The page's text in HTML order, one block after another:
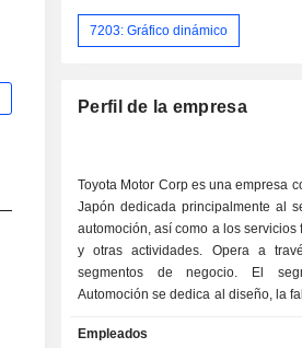
7203: Gráfico dinámico
Perfil de la empresa
Toyota Motor Corp es una empresa
Japón dedicada principalmente al
automoción, así como a los servicios
y otras actividades. Opera a
segmentos de negocio. El
Automoción se dedica al diseño, la
monovolúmenes, turismos
Empleados